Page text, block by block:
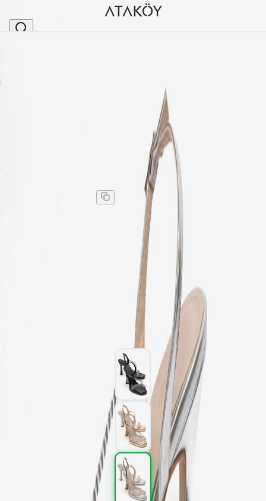
Kadın Yüksek Platform Topuklu Taşlı Abiye
Kadın Yüksek Platform Topuklu Taşlı Abiye Ayakkabı
Kadın Yüksek Platform Topuklu Taşlı Abiye Ayakkabı
4.295,00 TL %